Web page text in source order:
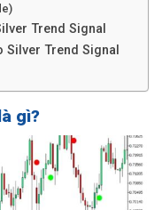
Trend Signal
Trend Signal
gì?